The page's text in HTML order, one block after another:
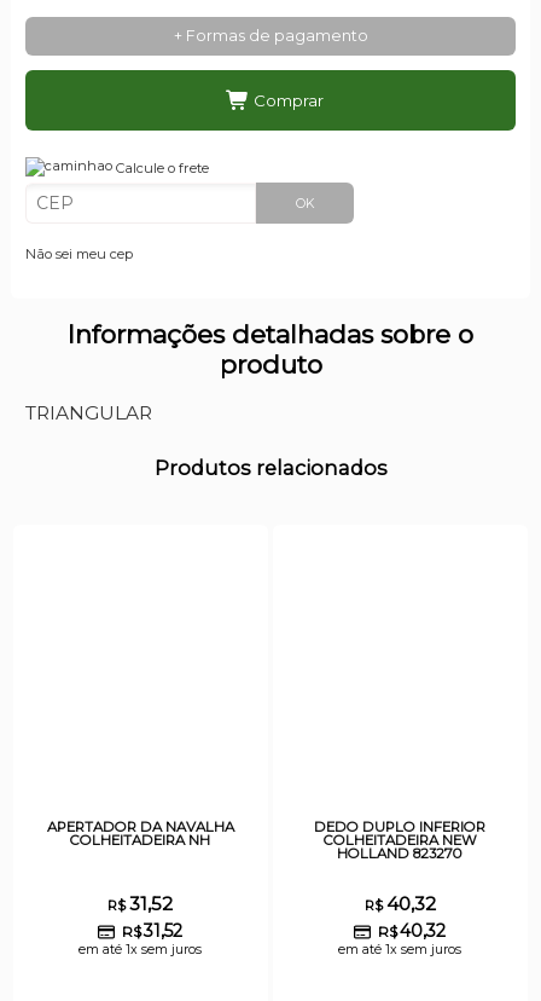
+ Formas de pagamento
Comprar
Calcule o frete
OK
Não sei meu cep
Informações detalhadas sobre o
produto
TRIANGULAR
Produtos relacionados
APERTADOR DA NAVALHA
COLHEITADEIRA NH
R$31,52
R$31,52
em até 1x sem juros
DEDO DUPLO INFERIOR
COLHEITADEIRA NEW
HOLLAND 823270
R$40,32
R$40,32
em até 1x sem juros